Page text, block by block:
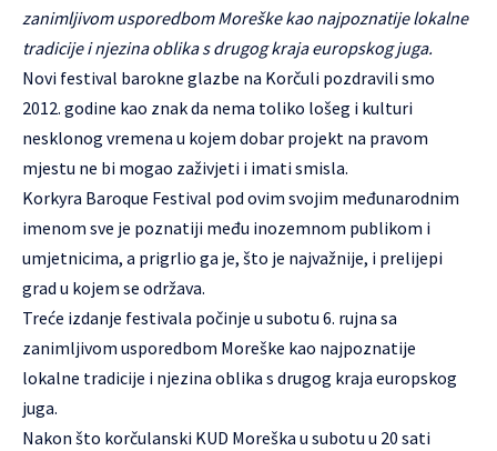
zanimljivom usporedbom Moreške kao najpoznatije lokalne
tradicije i njezina oblika s drugog kraja europskog juga.
Novi festival barokne glazbe na Korčuli pozdravili smo
2012. godine kao znak da nema toliko lošeg i kulturi
nesklonog vremena u kojem dobar projekt na pravom
mjestu ne bi mogao zaživjeti i imati smisla.
Korkyra Baroque Festival pod ovim svojim međunarodnim
imenom sve je poznatiji među inozemnom publikom i
umjetnicima, a prigrlio ga je, što je najvažnije, i prelijepi
grad u kojem se održava.
Treće izdanje festivala počinje u subotu 6. rujna sa
zanimljivom usporedbom Moreške kao najpoznatije
lokalne tradicije i njezina oblika s drugog kraja europskog
juga.
Nakon što korčulanski KUD Moreška u subotu u 20 sati